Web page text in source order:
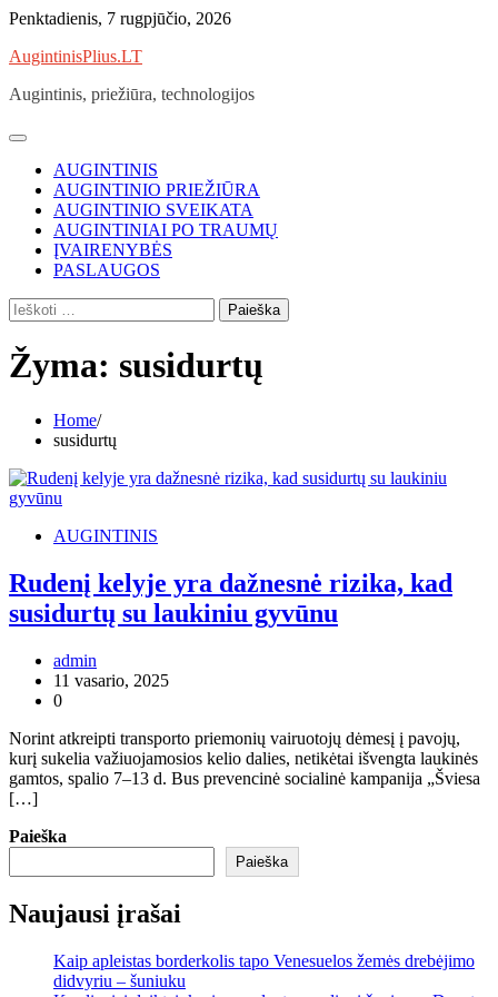
Skip
content
Penktadienis, 7 rugpjūčio, 2026
AugintinisPlius.LT
Augintinis, priežiūra, technologijos
AUGINTINIS
AUGINTINIO PRIEŽIŪRA
AUGINTINIO SVEIKATA
AUGINTINIAI PO TRAUMŲ
ĮVAIRENYBĖS
PASLAUGOS
Ieškoti:
Žyma: susidurtų
Home
susidurtų
AUGINTINIS
Rudenį kelyje yra dažnesnė rizika, kad
susidurtų su laukiniu gyvūnu
admin
11 vasario, 2025
0
Norint atkreipti transporto priemonių vairuotojų dėmesį į pavojų,
kurį sukelia važiuojamosios kelio dalies, netikėtai išvengta laukinės
gamtos, spalio 7–13 d. Bus prevencinė socialinė kampanija „Šviesa
[…]
Paieška
Paieška
Naujausi įrašai
Kaip apleistas borderkolis tapo Venesuelos žemės drebėjimo
didvyriu – šuniuku